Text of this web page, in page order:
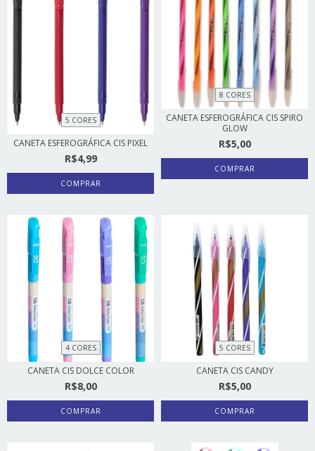
5 CORES
CANETA ESFEROGRÁFICA CIS PIXEL
R$4,99
COMPRAR
8 CORES
CANETA ESFEROGRÁFICA CIS SPIRO
GLOW
R$5,00
COMPRAR
4 CORES
CANETA CIS DOLCE COLOR
R$8,00
COMPRAR
5 CORES
CANETA CIS CANDY
R$5,00
COMPRAR